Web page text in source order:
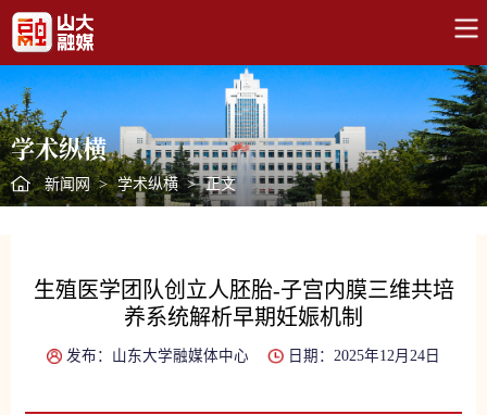
学术纵横
新闻网 > 学术纵横 > 正文
生殖医学团队创立人胚胎-子宫内膜三维共培
养系统解析早期妊娠机制
发布：山东大学融媒体中心 日期：2025年12月24日